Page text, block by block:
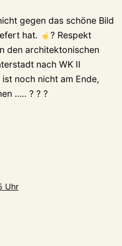
gegen das schöne Bild
hat.
? Respekt
den architektonischen
nach WK II
noch nicht am Ende,
….. ? ? ?
Uhr